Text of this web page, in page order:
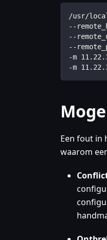
/usr/
--
--
--
-m
-m
Een fout in
waarom